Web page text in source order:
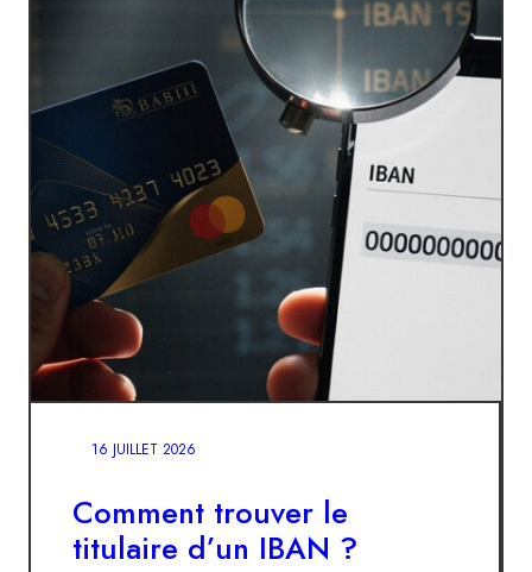
16 JUILLET 2026
Comment trouver le
titulaire d’un IBAN ?